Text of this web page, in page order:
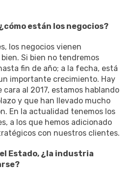
están los negocios?
los negocios vienen
Si bien no tendremos
fin de año; a la fecha, está
importante crecimiento. Hay
al 2017, estamos hablando
y que han llevado mucho
En la actualidad tenemos los
a los que hemos adicionado
con nuestros clientes.
Estado, ¿la industria